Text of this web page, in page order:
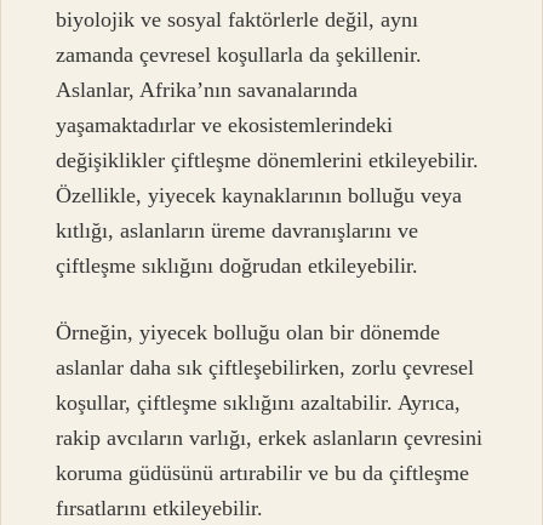
biyolojik ve sosyal faktörlerle değil, aynı
zamanda çevresel koşullarla da şekillenir.
Aslanlar, Afrika’nın savanalarında
yaşamaktadırlar ve ekosistemlerindeki
değişiklikler çiftleşme dönemlerini etkileyebilir.
Özellikle, yiyecek kaynaklarının bolluğu veya
kıtlığı, aslanların üreme davranışlarını ve
çiftleşme sıklığını doğrudan etkileyebilir.
Örneğin, yiyecek bolluğu olan bir dönemde
aslanlar daha sık çiftleşebilirken, zorlu çevresel
koşullar, çiftleşme sıklığını azaltabilir. Ayrıca,
rakip avcıların varlığı, erkek aslanların çevresini
koruma güdüsünü artırabilir ve bu da çiftleşme
fırsatlarını etkileyebilir.